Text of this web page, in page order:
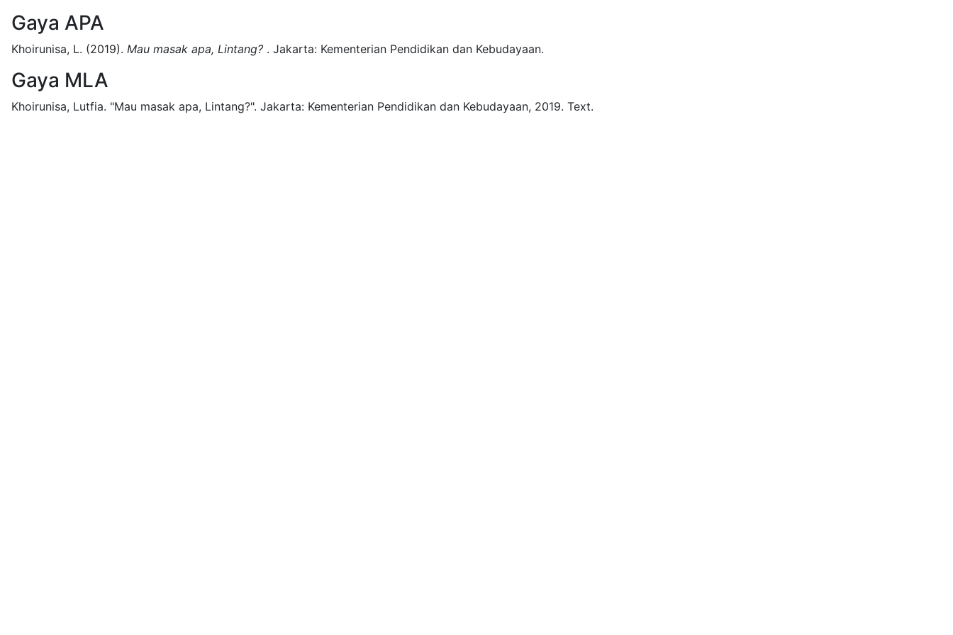
Gaya APA
Khoirunisa, L. (2019). Mau masak apa, Lintang? . Jakarta: Kementerian Pendidikan dan Kebudayaan.
Gaya MLA
Khoirunisa, Lutfia. "Mau masak apa, Lintang?". Jakarta: Kementerian Pendidikan dan Kebudayaan, 2019. Text.